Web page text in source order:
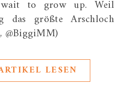
wait to grow up. Weil
das größte Arschloch
@BiggiMM)
LESEN